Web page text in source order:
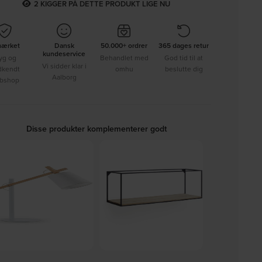
2 KIGGER PÅ DETTE PRODUKT LIGE NU
og
Dansk
kundeservice
Vi sidder klar i
Aalborg
50.000+ ordrer
Behandlet med
omhu
365 dages retur
God tid til at
beslutte dig
Disse produkter komplementerer godt